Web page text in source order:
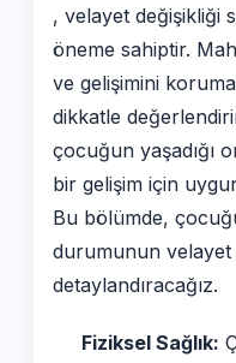
, velayet değişikliği
öneme sahiptir.
ve gelişimini
dikkatle
çocuğun yaşadığı
bir gelişim için
Bu bölümde,
durumunun
detaylandıracağız.
Fiziksel Sağlık: